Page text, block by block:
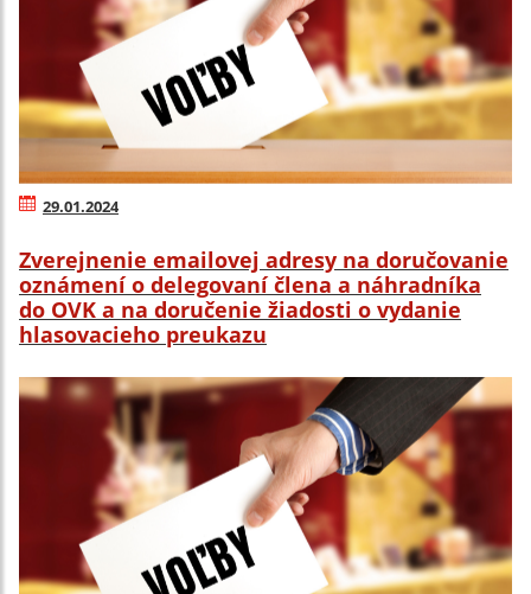
29.01.2024
Zverejnenie emailovej adresy na doručovanie
oznámení o delegovaní člena a náhradníka
do OVK a na doručenie žiadosti o vydanie
hlasovacieho preukazu